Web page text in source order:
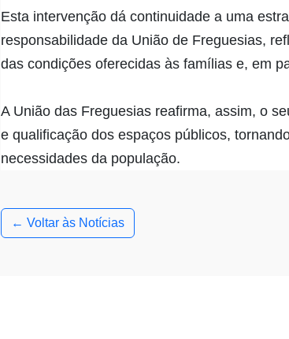
Esta intervenção dá continuidade a uma
responsabilidade da União de Freguesias,
das condições oferecidas às famílias e, em
A União das Freguesias reafirma, assim, o
e qualificação dos espaços públicos,
necessidades da população.
← Voltar às Notícias